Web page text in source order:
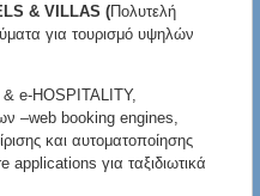
& VILLAS (Πολυτελή
για τουρισμό υψηλών
e-HOSPITALITY,
–web booking engines,
και αυτοματοποίησης
για ταξιδιωτικά